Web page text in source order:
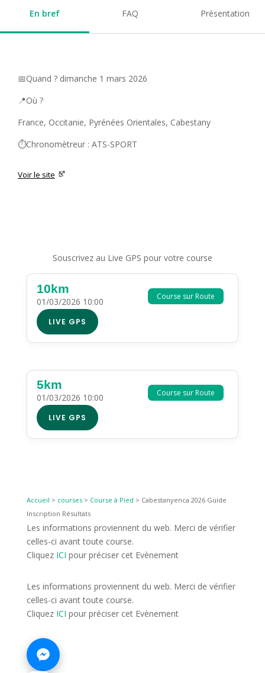
En bref FAQ Présentation
📅Quand ? dimanche 1 mars 2026
📍Où ?
France, Occitanie, Pyrénées Orientales, Cabestany
⏱️Chronomètreur : ATS-SPORT
Voir le site
Souscrivez au Live GPS pour votre course
Course sur Route
10km
01/03/2026 10:00
LIVE GPS
Course sur Route
5km
01/03/2026 10:00
LIVE GPS
Accueil > courses> Course à Pied > Cabestanyenca 2026 Guide
Inscription Résultats
Les informations proviennent du web. Merci de vérifier
celles-ci avant toute course.
Cliquez ICI pour préciser cet Evènement
Les informations proviennent du web. Merci de vérifier
celles-ci avant toute course.
Cliquez ICI pour préciser cet Evènement